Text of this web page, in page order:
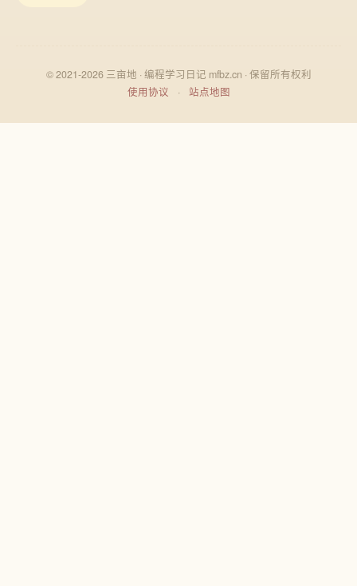
© 2021-2026 三亩地 · 编程学习日记 mfbz.cn · 保留所有权利
使用协议
· 站点地图